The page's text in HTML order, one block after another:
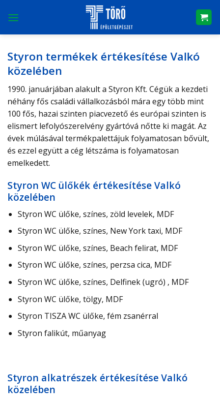
Styron termékek értékesítése Valkó
közelében
1990. januárjában alakult a Styron Kft. Cégük a kezdeti
néhány fős családi vállalkozásból mára egy több mint
100 fős, hazai szinten piacvezető és európai szinten is
elismert lefolyószerelvény gyártóvá nőtte ki magát. Az
évek múlásával termékpalettájuk folyamatosan bővült,
és ezzel együtt a cég létszáma is folyamatosan
emelkedett.
Styron WC ülőkék értékesítése Valkó
közelében
Styron WC ülőke, színes, zöld levelek, MDF
Styron WC ülőke, színes, New York taxi, MDF
Styron WC ülőke, színes, Beach felirat, MDF
Styron WC ülőke, színes, perzsa cica, MDF
Styron WC ülőke, színes, Delfinek (ugró) , MDF
Styron WC ülőke, tölgy, MDF
Styron TISZA WC ülőke, fém zsanérral
Styron falikút, műanyag
Styron alkatrészek értékesítése Valkó
közelében